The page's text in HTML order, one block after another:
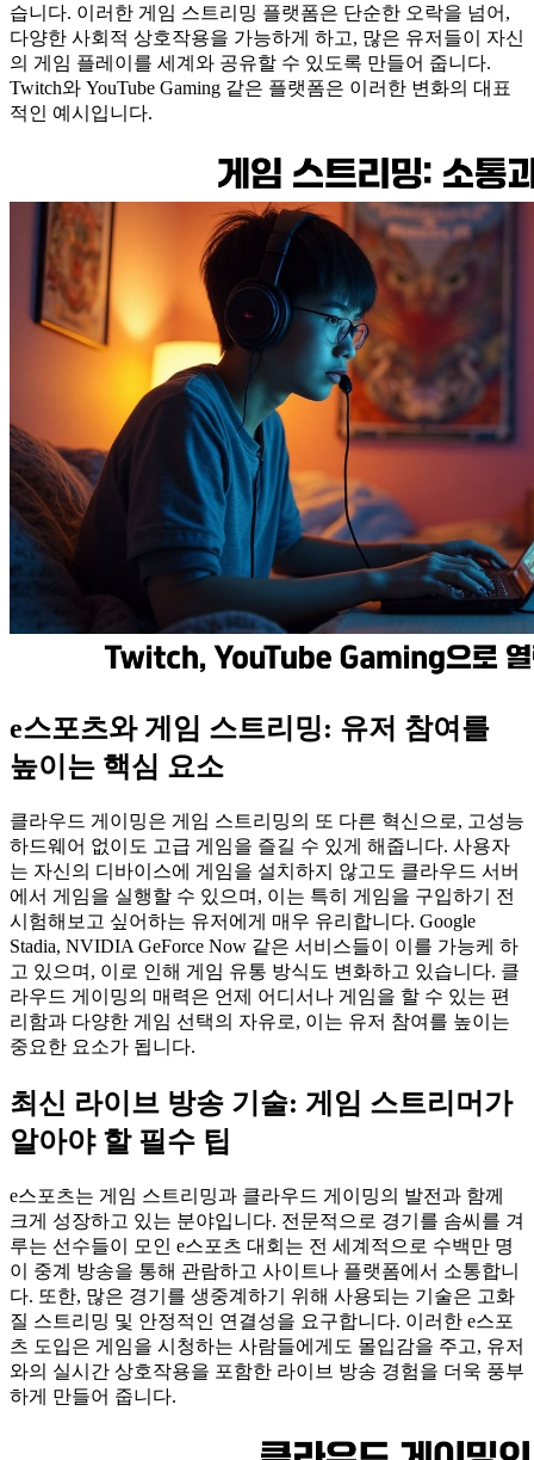
습니다. 이러한 게임 스트리밍 플랫폼은 단순한 오락을 넘어,
다양한 사회적 상호작용을 가능하게 하고, 많은 유저들이 자신
의 게임 플레이를 세계와 공유할 수 있도록 만들어 줍니다.
Twitch와 YouTube Gaming 같은 플랫폼은 이러한 변화의 대표
적인 예시입니다.
e스포츠와 게임 스트리밍: 유저 참여를
높이는 핵심 요소
클라우드 게이밍은 게임 스트리밍의 또 다른 혁신으로, 고성능
하드웨어 없이도 고급 게임을 즐길 수 있게 해줍니다. 사용자
는 자신의 디바이스에 게임을 설치하지 않고도 클라우드 서버
에서 게임을 실행할 수 있으며, 이는 특히 게임을 구입하기 전
시험해보고 싶어하는 유저에게 매우 유리합니다. Google
Stadia, NVIDIA GeForce Now 같은 서비스들이 이를 가능케 하
고 있으며, 이로 인해 게임 유통 방식도 변화하고 있습니다. 클
라우드 게이밍의 매력은 언제 어디서나 게임을 할 수 있는 편
리함과 다양한 게임 선택의 자유로, 이는 유저 참여를 높이는
중요한 요소가 됩니다.
최신 라이브 방송 기술: 게임 스트리머가
알아야 할 필수 팁
e스포츠는 게임 스트리밍과 클라우드 게이밍의 발전과 함께
크게 성장하고 있는 분야입니다. 전문적으로 경기를 솜씨를 겨
루는 선수들이 모인 e스포츠 대회는 전 세계적으로 수백만 명
이 중계 방송을 통해 관람하고 사이트나 플랫폼에서 소통합니
다. 또한, 많은 경기를 생중계하기 위해 사용되는 기술은 고화
질 스트리밍 및 안정적인 연결성을 요구합니다. 이러한 e스포
츠 도입은 게임을 시청하는 사람들에게도 몰입감을 주고, 유저
와의 실시간 상호작용을 포함한 라이브 방송 경험을 더욱 풍부
하게 만들어 줍니다.